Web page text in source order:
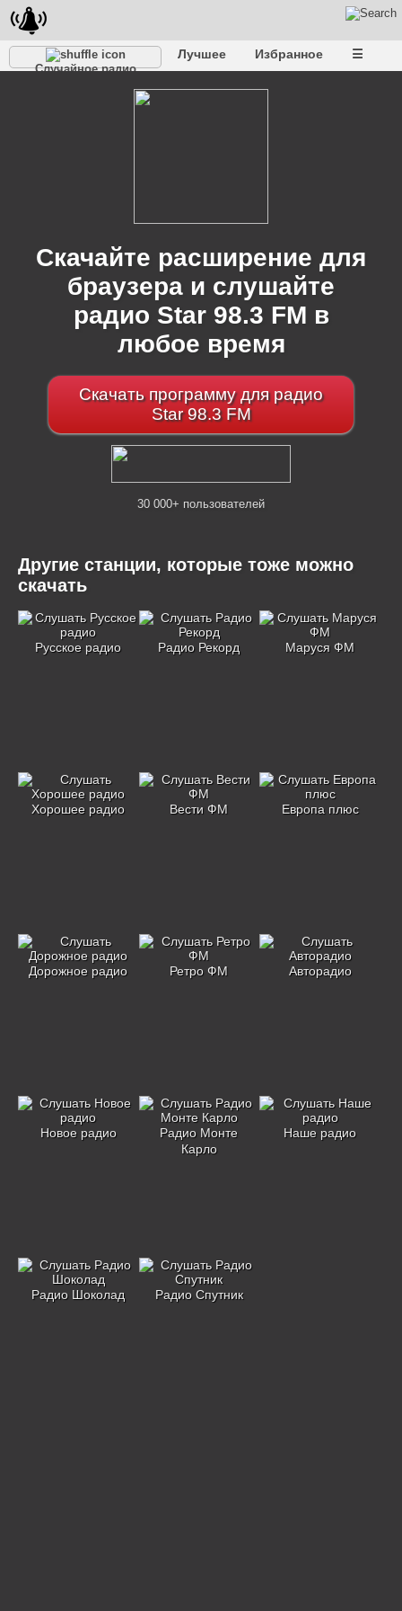
Случайное радио
Лучшее Избранное ☰
Скачайте расширение для
браузера и слушайте
радио Star 98.3 FM в
любое время
Скачать программу для радио
Star 98.3 FM
30 000+ пользователей
Другие станции, которые тоже можно
скачать
Русское радио Радио Рекорд Маруся ФМ
Хорошее радио Вести ФМ Европа плюс
Дорожное радио Ретро ФМ Авторадио
Новое радио
Радио Монте
Карло
Наше радио
Радио Шоколад Радио Спутник